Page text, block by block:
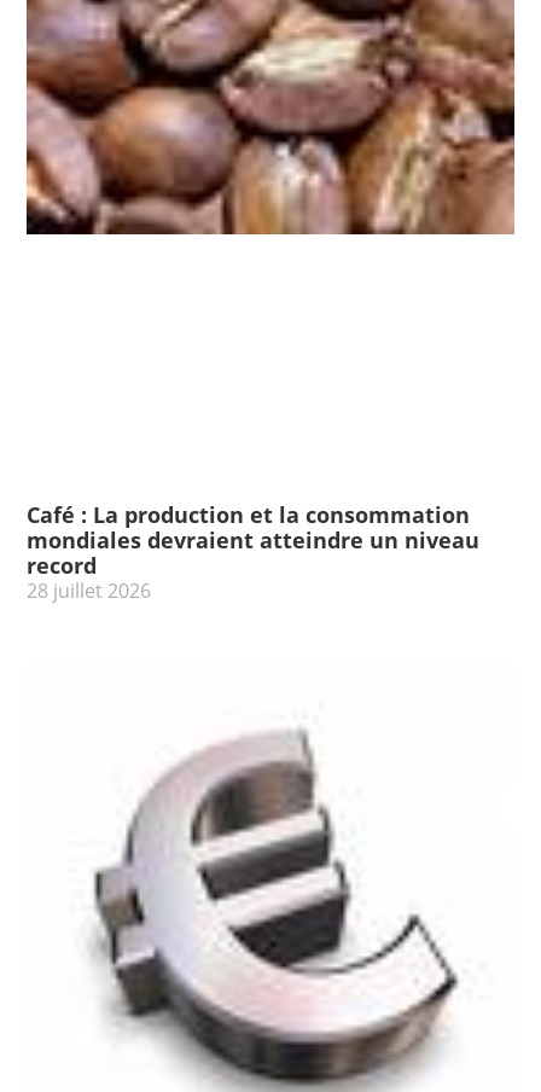
Café : La production et la consommation
mondiales devraient atteindre un niveau
record
28 juillet 2026